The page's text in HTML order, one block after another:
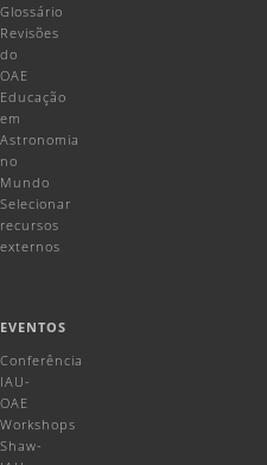
Glossário
Revisões
do
OAE
Educação
em
Astronomia
no
Mundo
Selecionar
recursos
externos
EVENTOS
Conferência
IAU-
OAE
Workshops
Shaw-